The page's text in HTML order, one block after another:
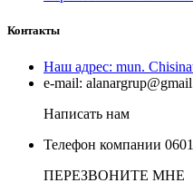
Контакты
Наш адрес: mun.
e-mail:
Написать нам
Телефон компании
ПЕРЕЗВОНИТЕ МНЕ